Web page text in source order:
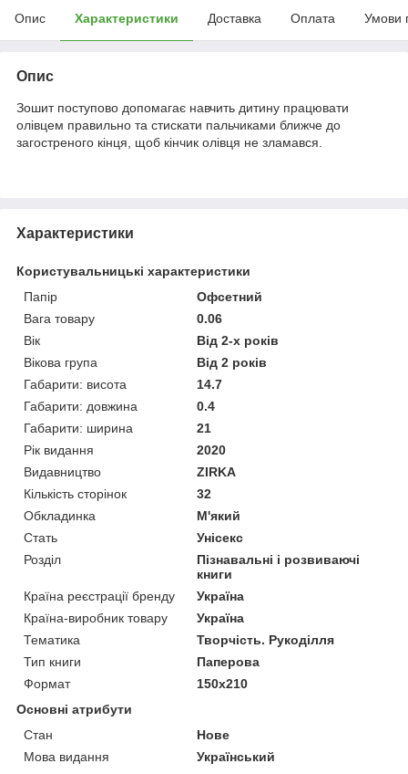
Опис Характеристики Доставка Оплата Умови
Опис
Зошит поступово допомагає навчить дитину працювати
олівцем правильно та стискати пальчиками ближче до
загостреного кінця, щоб кінчик олівця не зламався.
Характеристики
Користувальницькі характеристики
Папір
Офсетний
Вага товару
0.06
Вік
Від 2-х років
Вікова група
Від 2 років
Габарити: висота
14.7
Габарити: довжина
0.4
Габарити: ширина
21
Рік видання
2020
Видавництво
ZIRKA
Кількість сторінок
32
Обкладинка
М'який
Стать
Унісекс
Розділ
Пізнавальні і розвиваючі
книги
Країна реєстрації бренду
Україна
Країна-виробник товару
Україна
Тематика
Творчість. Рукоділля
Тип книги
Паперова
Формат
150х210
Основні атрибути
Стан
Нове
Мова видання
Український